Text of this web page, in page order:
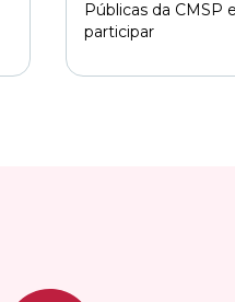
Públicas da CMSP
participar